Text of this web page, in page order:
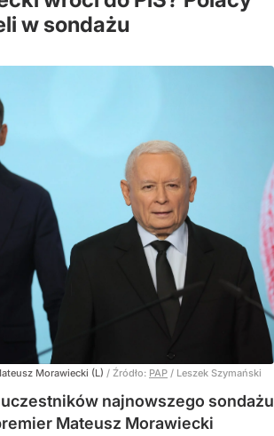
w sondażu
Morawiecki (L) / Źródło: PAP / Leszek Szymański
najnowszego sondażu
Mateusz Morawiecki